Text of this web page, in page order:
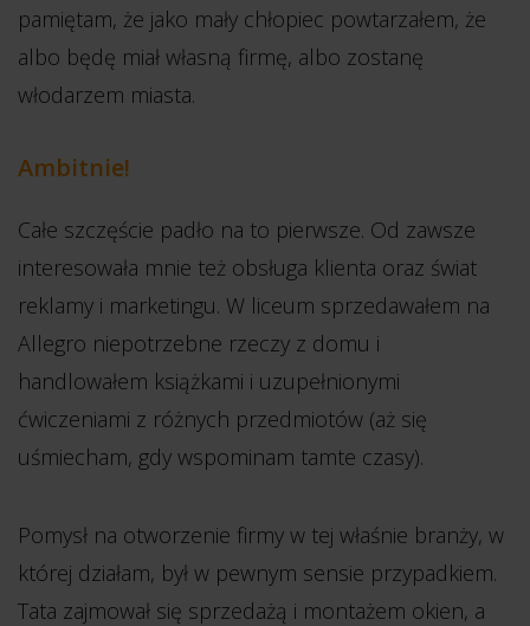
pamiętam, że jako mały chłopiec powtarzałem, że
albo będę miał własną firmę, albo zostanę
włodarzem miasta.
Ambitnie!
Całe szczęście padło na to pierwsze. Od zawsze
interesowała mnie też obsługa klienta oraz świat
reklamy i marketingu. W liceum sprzedawałem na
Allegro niepotrzebne rzeczy z domu i
handlowałem książkami i uzupełnionymi
ćwiczeniami z różnych przedmiotów (aż się
uśmiecham, gdy wspominam tamte czasy).
Pomysł na otworzenie firmy w tej właśnie branży, w
której działam, był w pewnym sensie przypadkiem.
Tata zajmował się sprzedażą i montażem okien, a